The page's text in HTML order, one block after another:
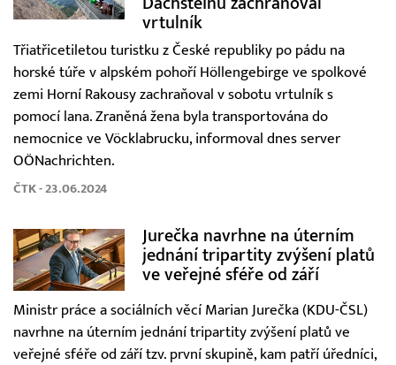
vrtulník
Třiatřicetiletou turistku z České republiky po pádu na
horské túře v alpském pohoří Höllengebirge ve spolkové
zemi Horní Rakousy zachraňoval v sobotu vrtulník s
pomocí lana. Zraněná žena byla transportována do
nemocnice ve Vöcklabrucku, informoval dnes server
OÖNachrichten.
ČTK - 23.06.2024
Jurečka navrhne na úterním
jednání tripartity zvýšení platů
ve veřejné sféře od září
Ministr práce a sociálních věcí Marian Jurečka (KDU-ČSL)
navrhne na úterním jednání tripartity zvýšení platů ve
veřejné sféře od září tzv. první skupině, kam patří úředníci,